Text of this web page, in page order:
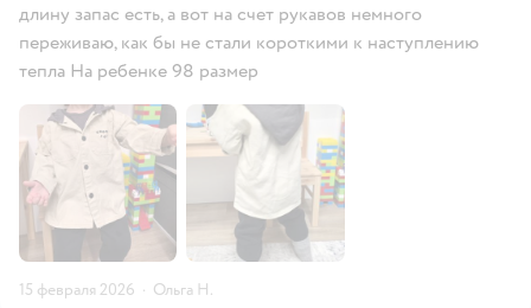
длину запас есть, а вот на счет рукавов немного
переживаю, как бы не стали короткими к наступлению
тепла На ребенке 98 размер
15 февраля 2026 · Ольга Н.